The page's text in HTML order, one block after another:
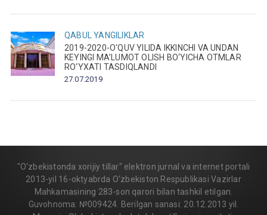
QABUL
YANGILIKLAR
2019-2020-O‘QUV YILIDA IKKINCHI VA UNDAN
KEYINGI MA’LUMOT OLISH BO‘YICHA OTMLAR
RO‘YXATI TASDIQLANDI
27.07.2019
"O‘zbekistonda xorijiy tillar" elektron jurnal va internet portali
2013-yil 16-oktyabrda O‘zbekiston Respublikasi Vazirlar
Mahkamasining 283-son qarori bilan tashkil etilgan.
Guvohnoma: №009424. Berilgan sanasi: 20.12.2013 yil.